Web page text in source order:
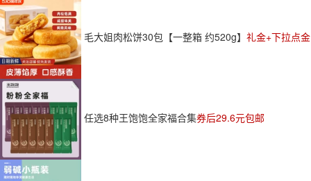
毛大姐肉松饼30包【一整箱 约520g】 礼金+下拉点
任选8种王饱饱全家福合集券后29.6元包邮